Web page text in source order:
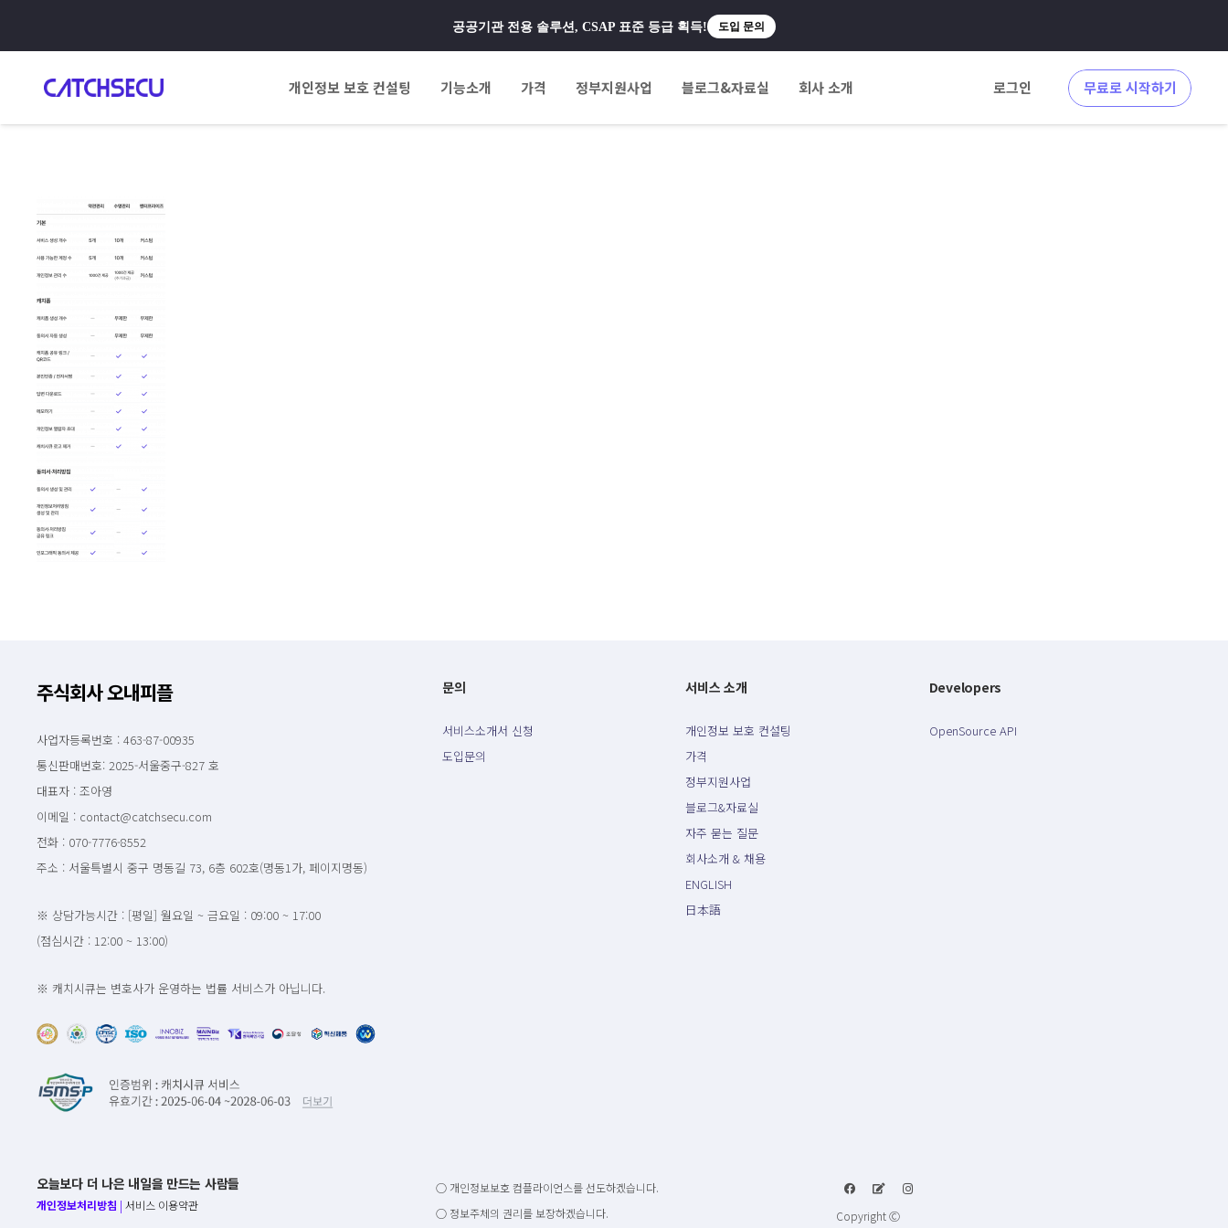
공공기관 전용 솔루션, CSAP 표준 등급 획득! 도입 문의
개인정보 보호 컨설팅 기능소개 가격 정부지원사업 블로그&자료실 회사 소개 로그인 무료로 시작하기
주식회사 오내피플
사업자등록번호 : 463-87-00935
통신판매번호: 2025-서울중구-827 호
대표자 : 조아영
이메일 : contact@catchsecu.com
전화 : 070-7776-8552
주소 : 서울특별시 중구 명동길 73, 6층 602호(명동1가, 페이지명동)
※ 상담가능시간 : [평일] 월요일 ~ 금요일 : 09:00 ~ 17:00
(점심시간 : 12:00 ~ 13:00)
※ 캐치시큐는 변호사가 운영하는 법률 서비스가 아닙니다.
문의
서비스소개서 신청
도입문의
서비스 소개
개인정보 보호 컨설팅
가격
정부지원사업
블로그&자료실
자주 묻는 질문
회사소개 & 채용
ENGLISH
日本語
Developers
OpenSource API
오늘보다 더 나은 내일을 만드는 사람들
개인정보처리방침 | 서비스 이용약관
○ 개인정보보호 컴플라이언스를 선도하겠습니다.
○ 정보주체의 권리를 보장하겠습니다.
Copyright Ⓒ